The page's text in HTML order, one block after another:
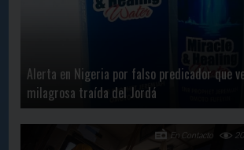
Alerta en Nigeria por falso predicador que
milagrosa traída del Jordá
En Contacto